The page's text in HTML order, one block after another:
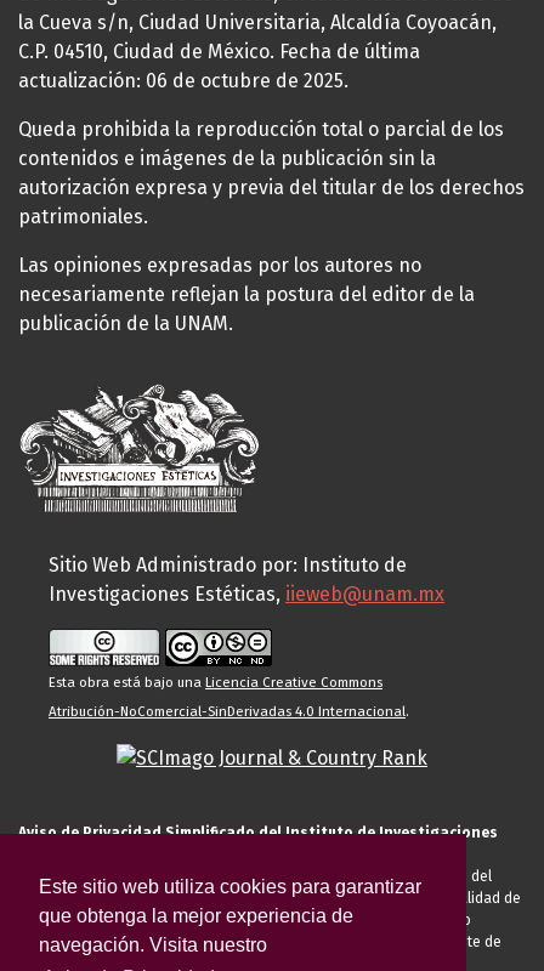
Este sitio web utiliza cookies para garantizar
que obtenga la mejor experiencia de
navegación. Visita nuestro
la Cueva s/n, Ciudad Universitaria, Alcaldía Coyoacán,
C.P. 04510, Ciudad de México. Fecha de última
actualización: 06 de octubre de 2025.
Queda prohibida la reproducción total o parcial de los
contenidos e imágenes de la publicación sin la
autorización expresa y previa del titular de los derechos
patrimoniales.
Las opiniones expresadas por los autores no
necesariamente reflejan la postura del editor de la
publicación de la UNAM.
Sitio Web Administrado por: Instituto de
Investigaciones Estéticas, iieweb@unam.mx
Esta obra está bajo una Licencia Creative Commons
Atribución-NoComercial-SinDerivadas 4.0 Internacional.
Aviso de Privacidad Simplificado del Instituto de Investigaciones
El Instituto de Investigaciones Estéticas de la UNAM, es responsable del
tratamiento de sus datos personales para el registro de usted en calidad de
alumno, docente, personal de la entidad académica, conferencista o
invitado externo (nacional o extranjero), visitante, proveedor o cliente de